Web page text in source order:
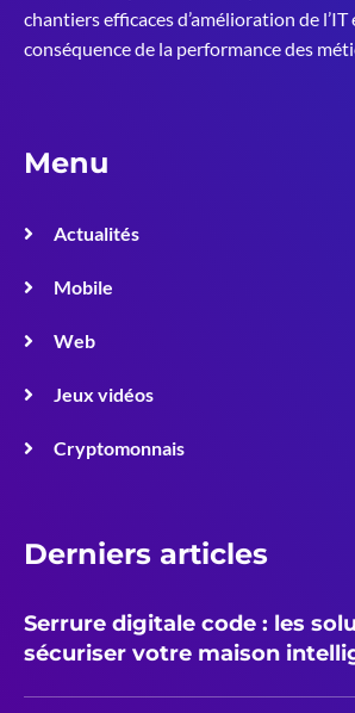
chantiers efficaces d’amélioration de
conséquence de la performance des
Menu
Actualités
Mobile
Web
Jeux vidéos
Cryptomonnais
Derniers articles
Serrure digitale code : les
sécuriser votre maison